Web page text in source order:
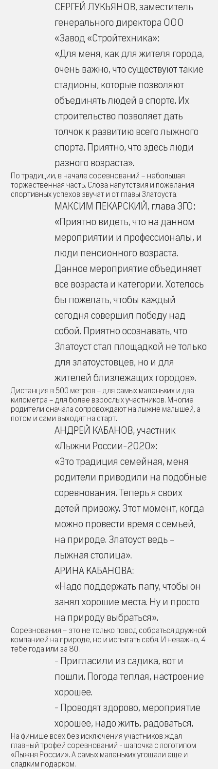
СЕРГЕЙ ЛУКЬЯНОВ, заместитель
генерального директора ООО
«Завод «Стройтехника»:
«Для меня, как для жителя города,
очень важно, что существуют такие
стадионы, которые позволяют
объединять людей в спорте. Их
строительство позволяет дать
толчок к развитию всего лыжного
спорта. Приятно, что здесь люди
разного возраста».
По традиции, в начале соревнований – небольшая
торжественная часть. Слова напутствия и пожелания
спортивных успехов звучат и от главы Златоуста.
МАКСИМ ПЕКАРСКИЙ, глава ЗГО:
«Приятно видеть, что на данном
мероприятии и профессионалы, и
люди пенсионного возраста.
Данное мероприятие объединяет
все возраста и категории. Хотелось
бы пожелать, чтобы каждый
сегодня совершил победу над
собой. Приятно осознавать, что
Златоуст стал площадкой не только
для златоустовцев, но и для
жителей близлежащих городов».
Дистанция в 500 метров – для самых маленьких и два
километра – для более взрослых участников. Многие
родители сначала сопровождают на лыжне малышей, а
потом и сами выходят на старт.
АНДРЕЙ КАБАНОВ, участник
«Лыжни России-2020»:
«Это традиция семейная, меня
родители приводили на подобные
соревнования. Теперь я своих
детей привожу. Этот момент, когда
можно провести время с семьей,
на природе. Златоуст ведь –
лыжная столица».
АРИНА КАБАНОВА:
«Надо поддержать папу, чтобы он
занял хорошие места. Ну и просто
на природу выбраться».
Соревнования – это не только повод собраться дружной
компанией на природе, но и испытать себя. И неважно, 4
тебе года или за 80.
- Пригласили из садика, вот и
пошли. Погода теплая, настроение
хорошее.
- Проводят здорово, мероприятие
хорошее, надо жить, радоваться.
На финише всех без исключения участников ждал
главный трофей соревнований - шапочка с логотипом
«Лыжня России». А самых маленьких угощали еще и
сладким подарком.